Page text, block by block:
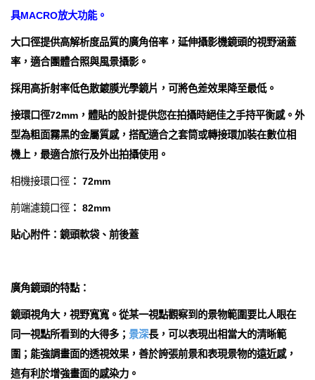
具MACRO放大功能。
大口徑提供高解析度品質的廣角倍率，延伸攝影機鏡頭的視野涵蓋
率，適合團體合照與風景攝影。
採用高折射率低色散鍍膜光學鏡片，可將色差效果降至最低。
接環口徑72mm，體貼的設計提供您在拍攝時絕佳之手持平衡感。外
型為粗面霧黑的金屬質感，搭配適合之套筒或轉接環加裝在數位相
機上，最適合旅行及外出拍攝使用。
相機接環口徑 ： 72mm
前端濾鏡口徑 ： 82mm
貼心附件：鏡頭軟袋、前後蓋
廣角鏡頭的特點：
鏡頭視角大，視野寬寬。從某一視點觀察到的景物範圍要比人眼在
同一視點所看到的大得多； 景深長，可以表現出相當大的清晰範
圍；能強調畫面的透視效果，善於誇張前景和表現景物的遠近感，
這有利於增強畫面的感染力。